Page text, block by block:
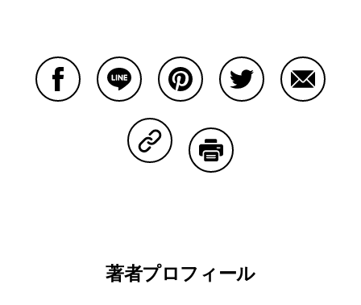
Copy Linkで共有する
著者プロフィール